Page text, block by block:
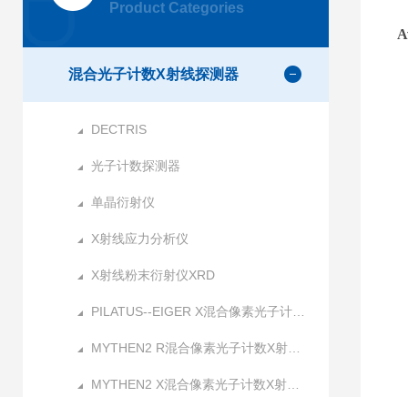
Product Categories
混合光子计数X射线探测器
DECTRIS
光子计数探测器
单晶衍射仪
X射线应力分析仪
X射线粉末衍射仪XRD
PILATUS--EIGER X混合像素光子计数X射线探测器
MYTHEN2 R混合像素光子计数X射线探测器
MYTHEN2 X混合像素光子计数X射线探测器